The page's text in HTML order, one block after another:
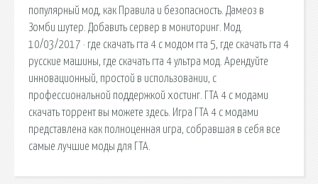
популярный мод, как Правила и безопасность. Дамеоз в
Зомби шутер. Добавить сервер в мониторинг. Мод.
10/03/2017 · где скачать гта 4 с модом гта 5, где скачать гта 4
русские машины, где скачать гта 4 ультра мод. Арендуйте
инновационный, простой в использовании, с
профессиональной поддержкой хостинг. ГТА 4 с модами
скачать торрент вы можете здесь. Игра ГТА 4 с модами
представлена как полноценная игра, собравшая в себя все
самые лучшие моды для ГТА.